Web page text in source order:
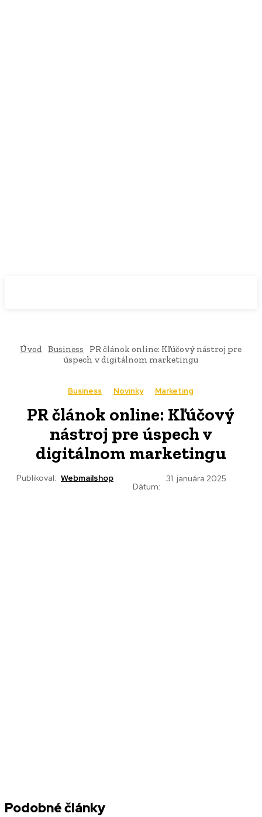
Úvod Business
PR článok online: Kľúčový nástroj pre
úspech v digitálnom marketingu
Business Novinky Marketing
PR článok online: Kľúčový
nástroj pre úspech v
digitálnom marketingu
Publikoval: Webmailshop
Dátum:
31. januára 2025
Podobné články